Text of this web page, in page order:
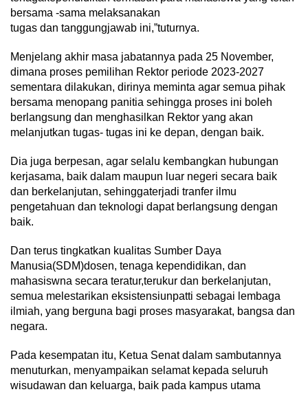
bersama -sama melaksanakan
tugas dan tanggungjawab ini,”tuturnya.
Menjelang akhir masa jabatannya pada 25 November,
dimana proses pemilihan Rektor periode 2023-2027
sementara dilakukan, dirinya meminta agar semua pihak
bersama menopang panitia sehingga proses ini boleh
berlangsung dan menghasilkan Rektor yang akan
melanjutkan tugas- tugas ini ke depan, dengan baik.
Dia juga berpesan, agar selalu kembangkan hubungan
kerjasama, baik dalam maupun luar negeri secara baik
dan berkelanjutan, sehinggaterjadi tranfer ilmu
pengetahuan dan teknologi dapat berlangsung dengan
baik.
Dan terus tingkatkan kualitas Sumber Daya
Manusia(SDM)dosen, tenaga kependidikan, dan
mahasiswna secara teratur,terukur dan berkelanjutan,
semua melestarikan eksistensiunpatti sebagai lembaga
ilmiah, yang berguna bagi proses masyarakat, bangsa dan
negara.
Pada kesempatan itu, Ketua Senat dalam sambutannya
menuturkan, menyampaikan selamat kepada seluruh
wisudawan dan keluarga, baik pada kampus utama